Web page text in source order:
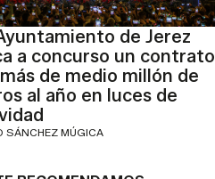
de Jerez
a concurso un contrato
de medio millón de
al año en luces de
SÁNCHEZ MÚGICA